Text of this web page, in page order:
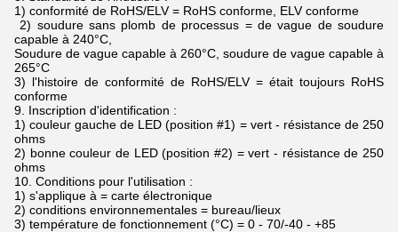
1) conformité de RoHS/ELV = RoHS conforme, ELV conforme
2) soudure sans plomb de processus = de vague de soudure
capable à 240°C,
Soudure de vague capable à 260°C, soudure de vague capable à
265°C
3) l'histoire de conformité de RoHS/ELV = était toujours RoHS
conforme
9. Inscription d'identification :
1) couleur gauche de LED (position #1) = vert - résistance de 250
ohms
2) bonne couleur de LED (position #2) = vert - résistance de 250
ohms
10. Conditions pour l'utilisation :
1) s'applique à = carte électronique
2) conditions environnementales = bureau/lieux
3) température de fonctionnement (°C) = 0 - 70/-40 - +85